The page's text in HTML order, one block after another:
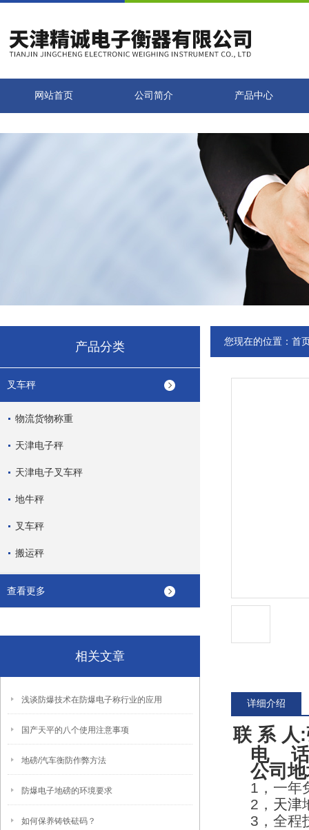
网站首页 公司简介 产品中心
产品分类
叉车秤
物流货物称重
天津电子秤
天津电子叉车秤
地牛秤
叉车秤
搬运秤
查看更多
相关文章
浅谈防爆技术在防爆电子称行业的应用
国产天平的八个使用注意事项
地磅/汽车衡防作弊方法
防爆电子地磅的环境要求
如何保养铸铁砝码？
您现在的位置： 首
详细介绍
联 系
电
公司
1 ，一
2 ， 天津
3 ，全